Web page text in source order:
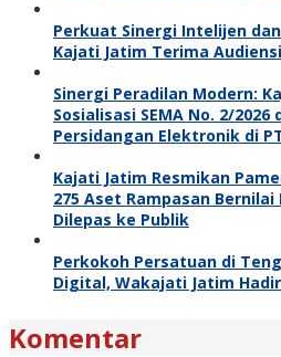
Perkuat Sinergi Intelijen
Kajati Jatim Terima
Sinergi Peradilan Modern:
Sosialisasi SEMA No. 2/2026
Persidangan Elektronik di
Kajati Jatim Resmikan
275 Aset Rampasan Bernilai
Dilepas ke Publik
Perkokoh Persatuan di
Digital, Wakajati Jatim
Komentar